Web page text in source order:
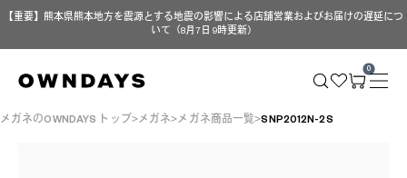
【重要】熊本県熊本地方を震源とする地震の影響による店舗営業およびお届けの遅延につ
いて（8月7日 9時更新）
0
メガネのOWNDAYS トップ メガネ メガネ商品一覧 SNP2012N-2S